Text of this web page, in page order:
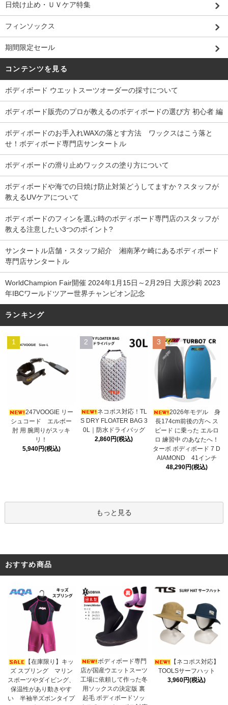
日焼け止め・ＵＶケア特集
フィンソックス
期間限定セール
コンテンツを見る
ボディボード ウエットスーツオーダーの採寸について
ボディボード販売のプロが教えるのボディボードの選び方 初心者 編
ボディボードのお手入れWAXの落とす方法 ワックスはこう落と
せ！ボディボード専門店サンタートル
ボディボードの滑り止めワックスの塗り方について
ボディボードや海での日焼け防止対策どうしてますか？スタッフが
教えるUVケアについて
ボディボードのフィンを選ぶ時のボディボード専門店のスタッフが
教える注意したい3つのポイント?
サンタートル店舗・スタッフ紹介 湘南茅ケ崎にあるボディボード
専門店サンタートル
WorldChampion Fair開催 2024年1月15日～2月29日 大原沙莉 2023
年IBCワールドツアー世界チャンピオン記念
ランキング
1
247VOOGIE リー
シュコード エルボー
肘 用 腕周りがスッキ
リ！
5,940円(税込)
2
ネコポス対応！TL
S DRY FLOATER BAG 3
0L｜防水ドライバッグ
2,860円(税込)
3
2026年モデル 身
長174cm前後の方へ ス
ピード に乗った エルロ
ロ 練習中 のあなたへ！
ターボ ボディボード 7 D
AIAMOND 41インチ
48,290円(税込)
もっと見る
おすすめ商品
【在庫限り】キッ
ズ スプリング マリン
スポーツやダイビング、
保温性があり動きやす
い 半袖半ズボンタイプ
ボディボード専門
店が国産ウエットスーツ
工場に依頼して作った冬
用ソックスの決定版 裏
起毛 ボディボードソッ
【ネコポス対応】
TOOLSサーフハット
3,960円(税込)